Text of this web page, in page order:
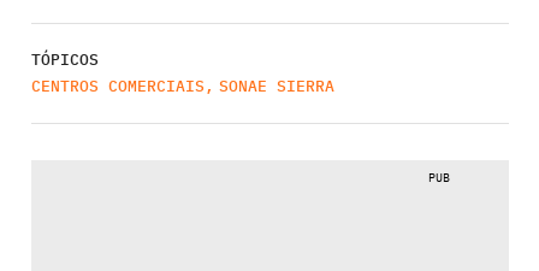
TÓPICOS
CENTROS COMERCIAIS , SONAE SIERRA
PUB